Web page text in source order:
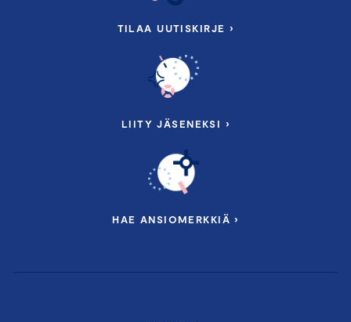
TILAA UUTISKIRJE ›
LIITY JÄSENEKSI ›
HAE ANSIOMERKKIÄ ›